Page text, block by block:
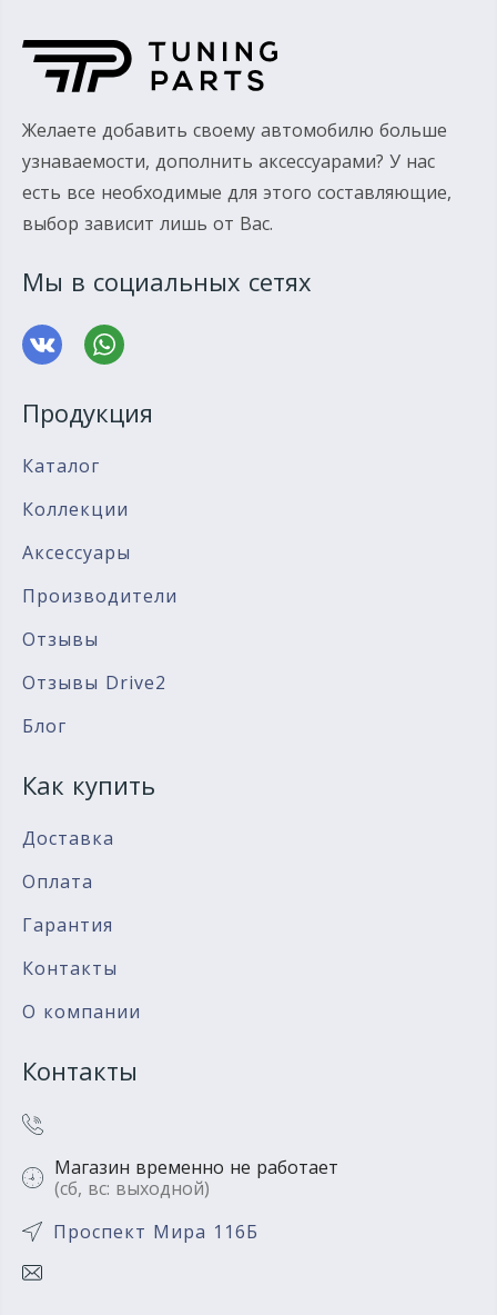
Желаете добавить своему автомобилю больше
узнаваемости, дополнить аксессуарами? У нас
есть все необходимые для этого составляющие,
выбор зависит лишь от Вас.
Мы в социальных сетях
Продукция
Каталог
Коллекции
Аксессуары
Производители
Отзывы
Отзывы Drive2
Блог
Как купить
Доставка
Оплата
Гарантия
Контакты
О компании
Контакты
Магазин временно не работает
(сб, вс: выходной)
Проспект Мира 116Б